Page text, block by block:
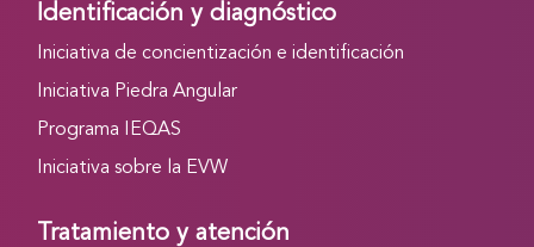
Identificación y diagnóstico
Iniciativa de concientización e identificación
Iniciativa Piedra Angular
Programa IEQAS
Iniciativa sobre la EVW
Tratamiento y atención